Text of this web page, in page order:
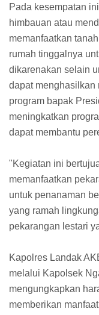
Pada kesempatan
himbauan atau
memanfaatkan
rumah tinggalnya
dikarenakan selain
dapat menghasilkan
program bapak
meningkatkan
dapat membantu
"Kegiatan ini
memanfaatkan
untuk penanaman
yang ramah
pekarangan lestari
Kapolres Landak
melalui Kapolsek
mengungkapkan
memberikan